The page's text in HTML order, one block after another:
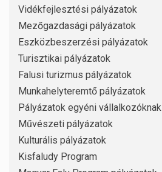
Vidékfejlesztési pályázatok
Mezőgazdasági pályázatok
Eszközbeszerzési pályázatok
Turisztikai pályázatok
Falusi turizmus pályázatok
Munkahelyteremtő pályázatok
Pályázatok egyéni vállalkozóknak
Művészeti pályázatok
Kulturális pályázatok
Kisfaludy Program